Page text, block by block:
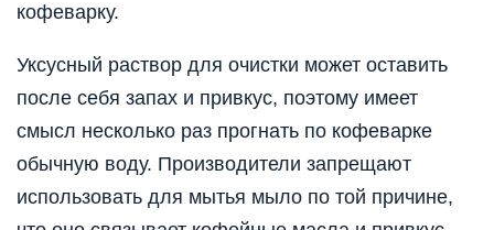
кофеварку.
Уксусный раствор для очистки может оставить
после себя запах и привкус, поэтому имеет
смысл несколько раз прогнать по кофеварке
обычную воду. Производители запрещают
использовать для мытья мыло по той причине,